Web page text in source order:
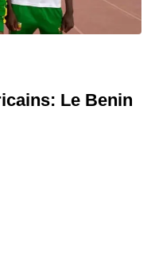
Le Benin